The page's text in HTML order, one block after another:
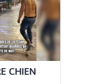
CHIEN